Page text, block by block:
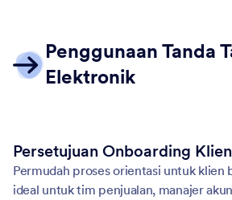
Penggunaan Tanda
Elektronik
Persetujuan Onboarding Klien
Permudah proses orientasi untuk klien
ideal untuk tim penjualan, manajer